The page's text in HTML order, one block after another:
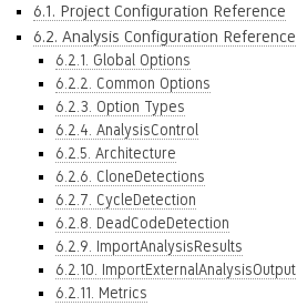
6.1. Project Configuration Reference
6.2. Analysis Configuration Reference
6.2.1. Global Options
6.2.2. Common Options
6.2.3. Option Types
6.2.4. AnalysisControl
6.2.5. Architecture
6.2.6. CloneDetections
6.2.7. CycleDetection
6.2.8. DeadCodeDetection
6.2.9. ImportAnalysisResults
6.2.10. ImportExternalAnalysisOutput
6.2.11. Metrics